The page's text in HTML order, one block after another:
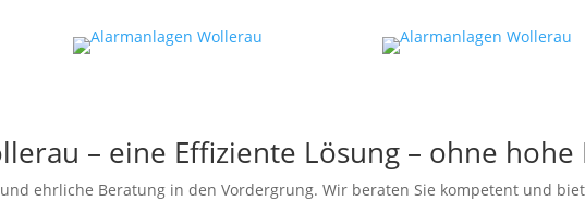
– eine Effiziente Lösung – ohne hohe
ehrliche Beratung in den Vordergrung. Wir beraten Sie kompetent und